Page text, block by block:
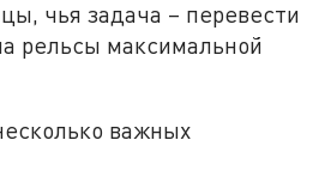
чья задача – перевести
рельсы максимальной
важных